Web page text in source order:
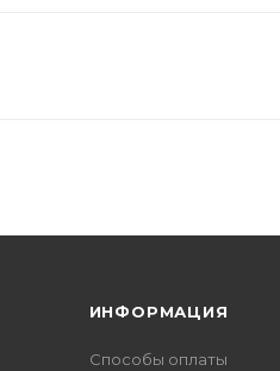
ИНФОРМАЦИЯ
Способы оплаты